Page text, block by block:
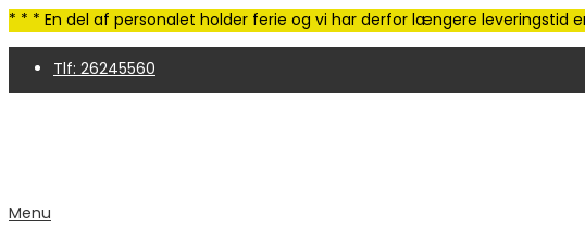
* * * En del af personalet holder ferie og vi har derfor længere
Tlf: 26245560
Menu